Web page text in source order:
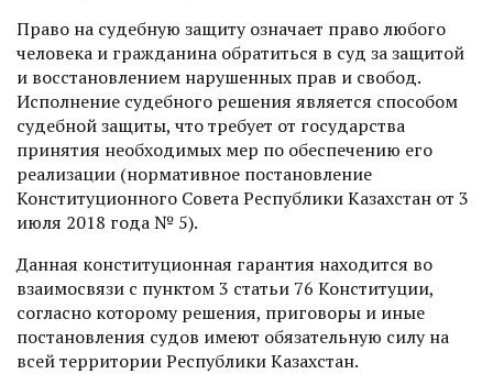
Право на судебную защиту означает право любого
человека и гражданина обратиться в суд за защитой
и восстановлением нарушенных прав и свобод.
Исполнение судебного решения является способом
судебной защиты, что требует от государства
принятия необходимых мер по обеспечению его
реализации (нормативное постановление
Конституционного Совета Республики Казахстан от 3
июля 2018 года № 5).
Данная конституционная гарантия находится во
взаимосвязи с пунктом 3 статьи 76 Конституции,
согласно которому решения, приговоры и иные
постановления судов имеют обязательную силу на
всей территории Республики Казахстан.